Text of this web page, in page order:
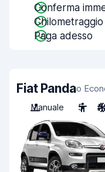
Conferma
Paga adesso
Fiat Pandao
Manuale
5